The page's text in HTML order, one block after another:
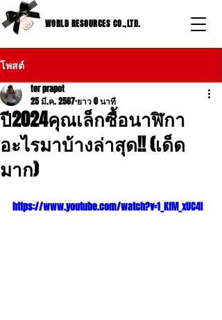
WORLD RESOURCES CO.,LTD.
โพสต์
ปี2024คุณเล็กซื้อนาฬิกา
อะไรมาบ้างล่าสุด!! (เด็ด
มาก)
ter prapot
25 มี.ค. 2567 ยาว 0 นาที
https://www.youtube.com/watch?v=1_KfM_xUC4I